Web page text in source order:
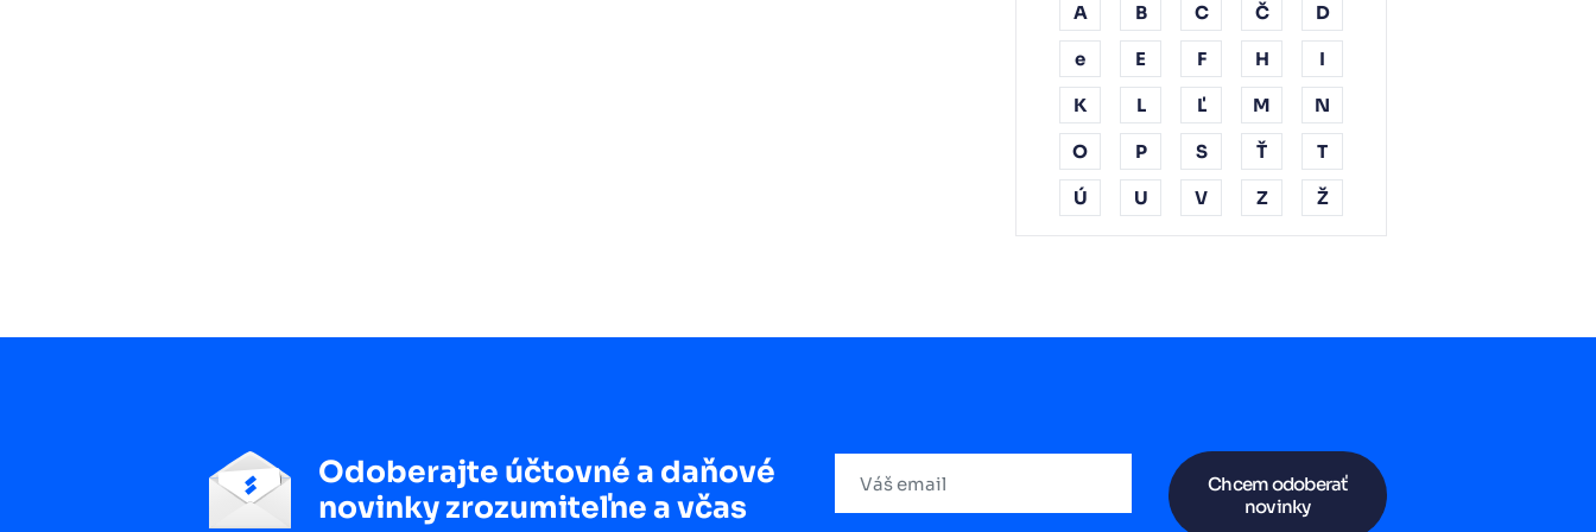
A B C Č D
e E F H I
K L Ľ M N
O P S Ť T
Ú U V Z Ž
Odoberajte účtovné a daňové
novinky zrozumiteľne a včas
Chcem odoberať
novinky